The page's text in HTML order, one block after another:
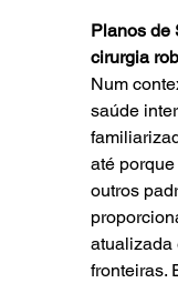
Planos de
cirurgia
Num
saúde
até
outros
atualizada
fronteiras.